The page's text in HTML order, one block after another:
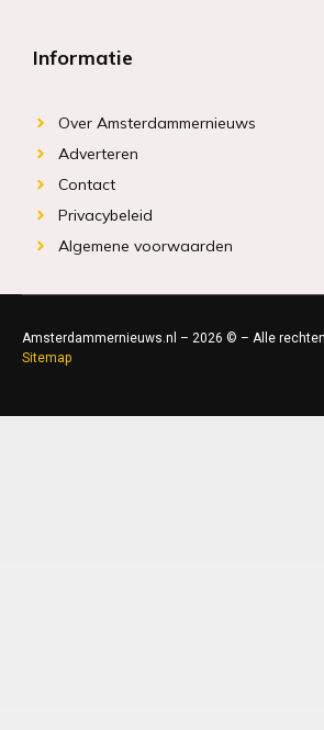
Informatie
Over Amsterdammernieuws
Adverteren
Contact
Privacybeleid
Algemene voorwaarden
Amsterdammernieuws.nl – 2026 © – Alle
Sitemap